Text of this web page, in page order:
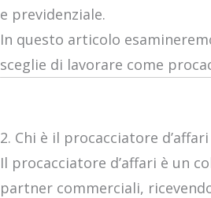
e previdenziale.
In questo articolo
sceglie di lavorare come
2. Chi è il procacciatore d’affari
Il procacciatore d’affari è un
partner commerciali,